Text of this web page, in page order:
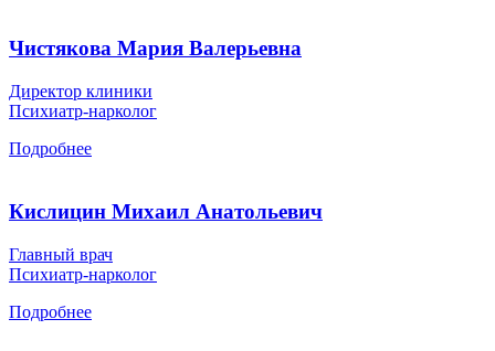
Чистякова Мария Валерьевна
Директор клиники
Психиатр-нарколог
Подробнее
Кислицин Михаил Анатольевич
Главный врач
Психиатр-нарколог
Подробнее